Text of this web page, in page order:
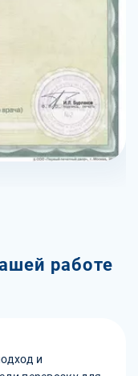
работе
и